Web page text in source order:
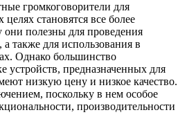
громкоговорители для
становятся все более
полезны для проведения
также для использования в
Однако большинство
устройств, предназначенных для
низкую цену и низкое качество.
поскольку в нем особое
производительности